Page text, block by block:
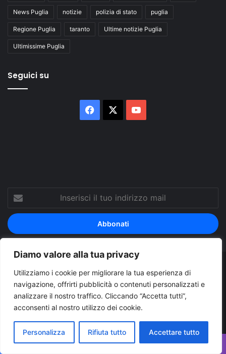
Diamo valore alla tua privacy
Utilizziamo i cookie per migliorare la tua esperienza di
navigazione, offrirti pubblicità o contenuti personalizzati e
analizzare il nostro traffico. Cliccando “Accetta tutti”,
acconsenti al nostro utilizzo dei cookie.
Personalizza Rifiuta tutto Accettare tutto
News Puglia notizie polizia di stato puglia
Regione Puglia taranto Ultime notizie Puglia
Ultimissime Puglia
Seguici su
Facebook
tuo
indirizzo
mail
© Copyright 2026, Tutti i diritti riservati |
© Copyright
Pugliapress - Quotidiano online editore associazione giornalisti
riuniti registrato presso il tribunale di Taranto al n. 569/2000 del
Cerco/Vendo
Offerte di lavoro Puglia Archivio
Contatti